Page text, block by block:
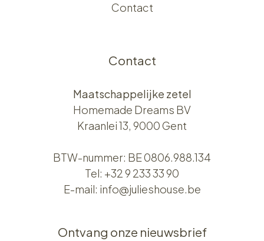
Contact
Contact
Maatschappelijke zetel
Homemade Dreams BV
Kraanlei 13, 9000 Gent
BTW-nummer: BE 0806.988.134
Tel: +32 9 233 33 90
E-mail: info@julieshouse.be
Ontvang onze nieuwsbrief